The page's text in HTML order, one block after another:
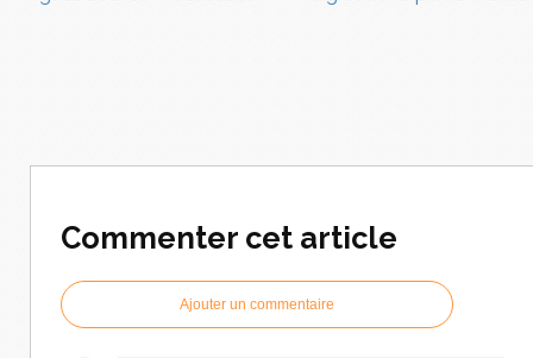
Commenter cet article
Ajouter un commentaire